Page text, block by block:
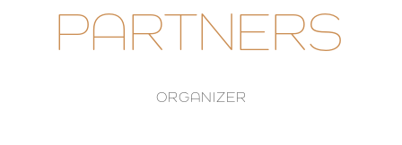
PARTNERS
ORGANIZER